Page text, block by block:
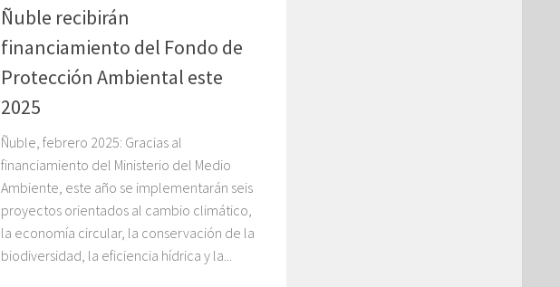
Ñuble recibirán
financiamiento del Fondo de
Protección Ambiental este
2025
Ñuble, febrero 2025: Gracias al
financiamiento del Ministerio del Medio
Ambiente, este año se implementarán seis
proyectos orientados al cambio climático,
la economía circular, la conservación de la
biodiversidad, la eficiencia hídrica y la...